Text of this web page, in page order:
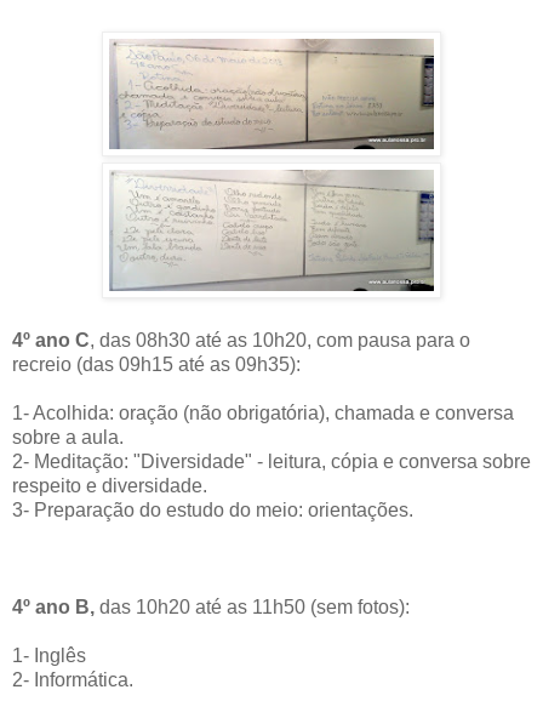
4º ano C, das 08h30 até as 10h20, com pausa para o
recreio (das 09h15 até as 09h35):
1- Acolhida: oração (não obrigatória), chamada e conversa
sobre a aula.
2- Meditação: "Diversidade" - leitura, cópia e conversa sobre
respeito e diversidade.
3- Preparação do estudo do meio: orientações.
4º ano B, das 10h20 até as 11h50 (sem fotos):
1- Inglês
2- Informática.